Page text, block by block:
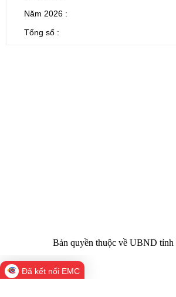
Năm 2026 :
Tổng số :
Bản quyền thuộc về UBND tỉnh
Đã kết nối EMC